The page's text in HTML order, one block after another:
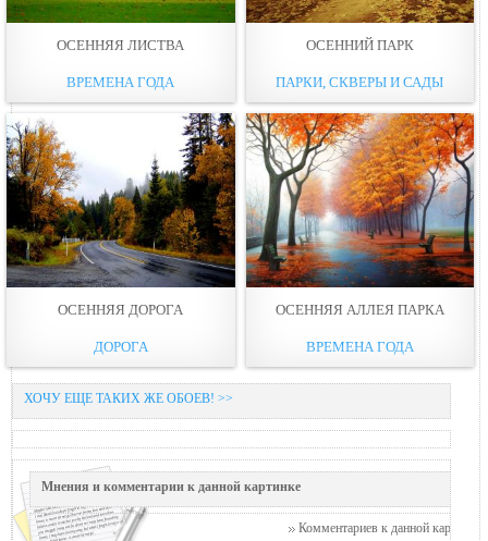
ОСЕННЯЯ ЛИСТВА
ВРЕМЕНА ГОДА
ОСЕННИЙ ПАРК
ПАРКИ, СКВЕРЫ И САДЫ
ОСЕННЯЯ ДОРОГА
ДОРОГА
ОСЕННЯЯ АЛЛЕЯ ПАРКА
ВРЕМЕНА ГОДА
ХОЧУ ЕЩЕ ТАКИХ ЖЕ ОБОЕВ! >>
Мнения и комментарии к данной картинке
Комментариев к данной картинке